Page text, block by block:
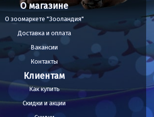
О магазине
О зоомаркете "Зооландия"
Доставка и оплата
Вакансии
Контакты
Клиентам
Как купить
Скидки и акции